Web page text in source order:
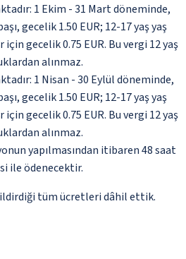
1 Ekim - 31 Mart döneminde,
gecelik 1.50 EUR; 12-17 yaş yaş
gecelik 0.75 EUR. Bu vergi 12 yaş
alınmaz.
1 Nisan - 30 Eylül döneminde,
gecelik 1.50 EUR; 12-17 yaş yaş
gecelik 0.75 EUR. Bu vergi 12 yaş
alınmaz.
yapılmasından itibaren 48 saat
ile ödenecektir.
tüm ücretleri dâhil ettik.